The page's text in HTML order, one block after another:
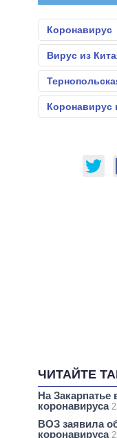
Коронавирус
Вирус из
Коронавирус
ЧИТАЙТЕ
На
коронавируса
ВОЗ заявила
коронавируса